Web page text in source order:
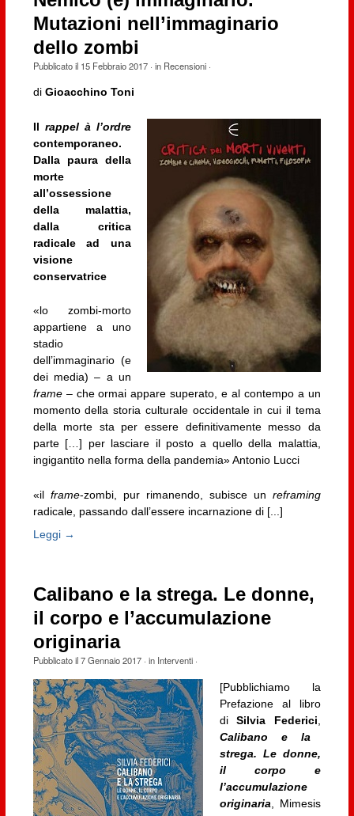
Mutazioni nell’immaginario
dello zombi
Pubblicato il 15 Febbraio 2017· in Recensioni·
di Gioacchino Toni
Il rappel à l’ordre
contemporaneo.
Dalla paura della
morte
all’ossessione
della malattia,
dalla critica
radicale ad una
visione
conservatrice
«lo zombi-morto
appartiene a uno
stadio
dell’immaginario (e
dei media) – a un
frame– che ormai appare superato, e al contempo a un
momento della storia culturale occidentale in cui il tema
della morte sta per essere definitivamente messo da
parte […] per lasciare il posto a quello della malattia,
ingigantito nella forma della pandemia» Antonio Lucci
«il frame-zombi, pur rimanendo, subisce un reframing
radicale, passando dall’essere incarnazione di [...]
Leggi →
Calibano e la strega. Le donne,
il corpo e l’accumulazione
originaria
Pubblicato il7 Gennaio 2017· in Interventi·
[Pubblichiamo la
Prefazione al libro
diSilvia Federici
Calibano e la
strega. Le donne,
il corpo e
l’accumulazione
originaria , Mimesis